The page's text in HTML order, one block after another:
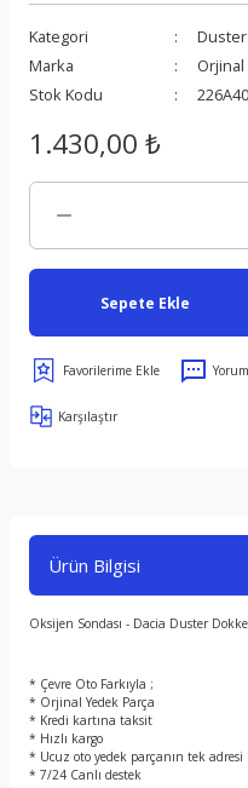
Kategori
Duster
Marka
Orjinal
Stok Kodu
1.430,00 ₺
Sepete Ekle
Karşılaştır
Ürün Bilgisi
Oksijen Sondası - Dacia Duster
* Çevre Oto Farkıyla ;
* Orjinal Yedek Parça
* Kredi kartına taksit
* Hızlı kargo
* Ucuz oto yedek parçanın tek adresi
* 7/24 Canlı destek